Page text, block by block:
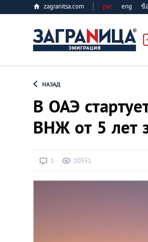
zagranitsa.com рус eng ข้
Все страны
НАЗАД
В ОАЭ
ВНЖ от 5 лет
1 10551